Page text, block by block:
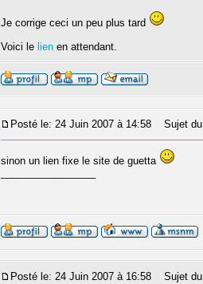
Je corrige ceci un peu plus tard
Voici le lien en attendant.
Posté le: 24 Juin 2007 à 14:58 Sujet
sinon un lien fixe le site de guetta
Posté le: 24 Juin 2007 à 16:58 Sujet